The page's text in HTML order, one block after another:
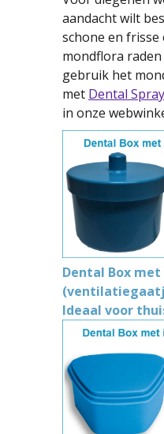
aandacht wilt
schone en frisse
mondflora
gebruik het
met Dental Spray
in onze
Dental Box
Ideaal voor